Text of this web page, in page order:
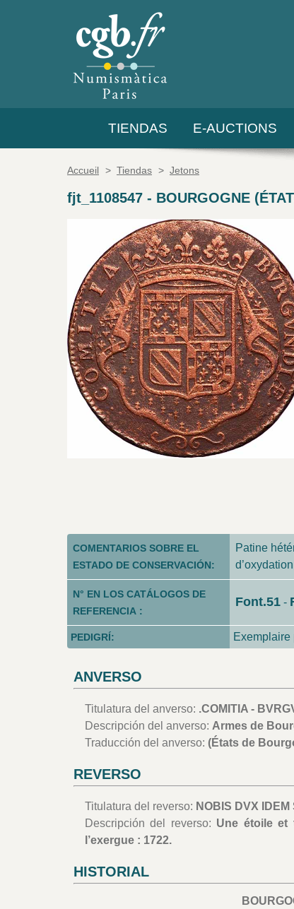
TIENDAS E-AUCTIONS
Accueil > Tiendas > Jetons
fjt_1108547 - BOURGOGNE
COMENTARIOS SOBRE EL
ESTADO DE CONSERVACIÓN:
Patine
N° EN LOS CATÁLOGOS DE
REFERENCIA :
Font.51 -
PEDIGRÍ:
ANVERSO
Titulatura del anverso: .COMITIA -
Descripción del anverso: Armes de
Traducción del anverso: (États de
REVERSO
Titulatura del reverso: NOBIS DVX
Descripción del reverso: Une étoile
l’exergue : 1722.
HISTORIAL